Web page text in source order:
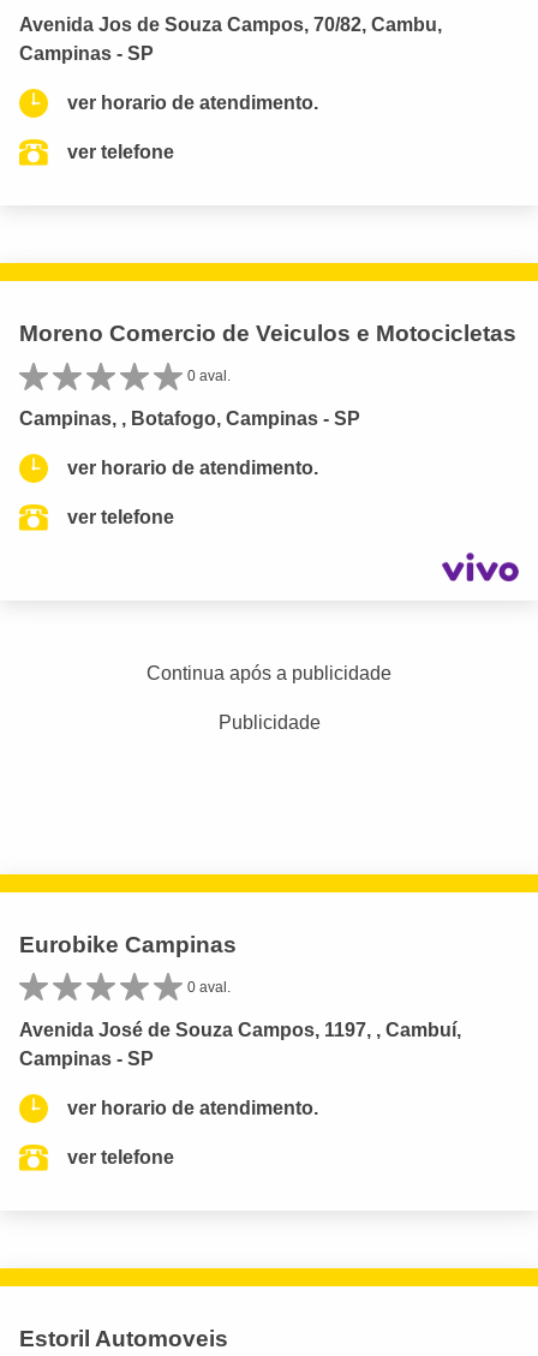
Avenida Jos de Souza Campos, 70/82, Cambu,
Campinas - SP
ver horario de atendimento.
ver telefone
Moreno Comercio de Veiculos e Motocicletas
0 aval.
Campinas, , Botafogo, Campinas - SP
ver horario de atendimento.
ver telefone
Continua após a publicidade
Publicidade
Eurobike Campinas
0 aval.
Avenida José de Souza Campos, 1197, , Cambuí,
Campinas - SP
ver horario de atendimento.
ver telefone
Estoril Automoveis